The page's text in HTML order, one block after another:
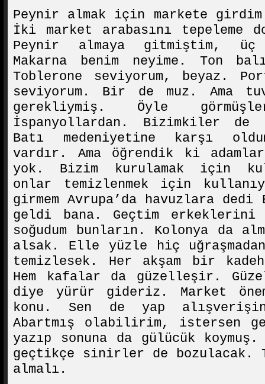
Peynir almak için markete
İki market arabasını tepeleme
Peynir almaya gitmiştim, üç
Makarna benim neyime. Ton
Toblerone seviyorum, beyaz.
seviyorum. Bir de muz. Ama
gerekliymiş. Öyle
İspanyollardan. Bizimkiler de
Batı medeniyetine karşı
vardır. Ama öğrendik ki
yok. Bizim kurulamak için
onlar temizlenmek için
girmem Avrupa’da havuzlara dedi
geldi bana. Geçtim erkeklerini
soğudum bunların. Kolonya da
alsak. Elle yüzle hiç
temizlesek. Her akşam bir
Hem kafalar da güzelleşir.
diye yürür gideriz. Market
konu. Sen de yap
Abartmış olabilirim, istersen
yazıp sonuna da gülücük
geçtikçe sinirler de bozulacak.
almalı.